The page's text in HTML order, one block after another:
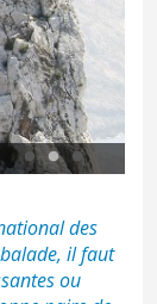
des
il faut
ou